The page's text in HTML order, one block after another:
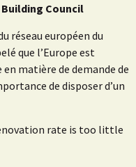
Building Council
réseau européen du
que l’Europe est
matière de demande de
de disposer d’un
rate is too little